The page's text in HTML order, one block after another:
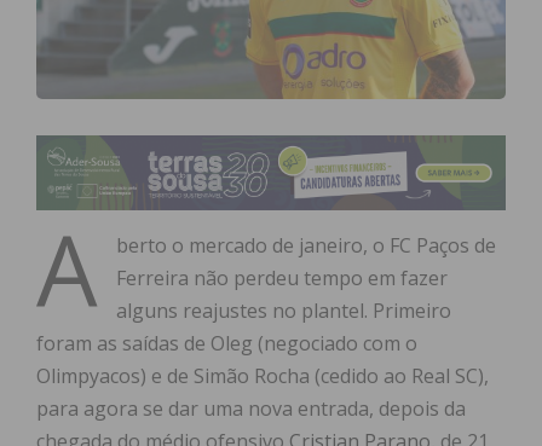
A
berto o mercado de janeiro, o FC Paços de
Ferreira não perdeu tempo em fazer
alguns reajustes no plantel. Primeiro
foram as saídas de Oleg (negociado com o
Olimpyacos) e de Simão Rocha (cedido ao Real SC),
para agora se dar uma nova entrada, depois da